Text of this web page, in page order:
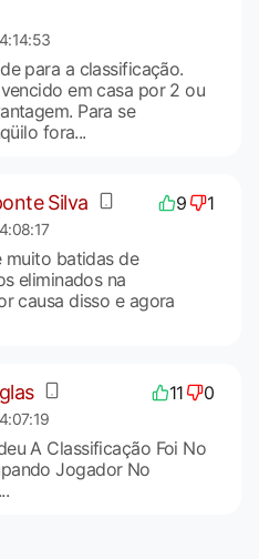
para a classificação.
em casa por 2 ou
Para se
fora...
Silva 9 1
muito batidas de
eliminados na
causa disso e agora
11 0
A Classificação Foi No
Jogador No